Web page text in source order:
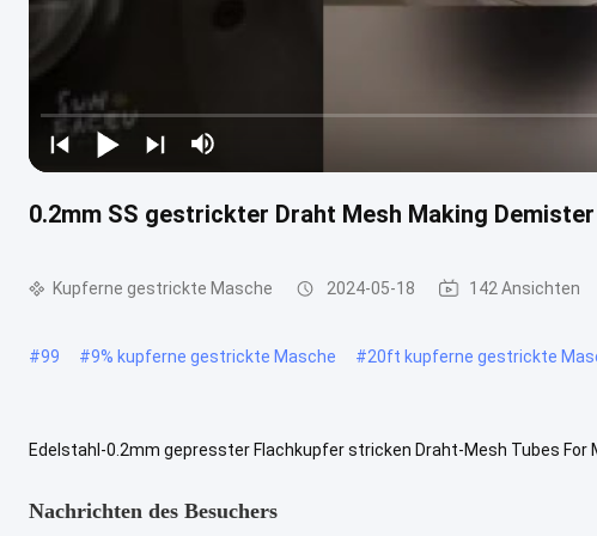
0.2mm SS gestrickter Draht Mesh Making
Kupferne gestrickte Masche 2024-05-18 142 Ansichten
#99 #9% kupferne gestrickte Masche #20ft kupferne gestrickte
Edelstahl-0.2mm gepresster Flachkupfer stricken Draht-Mesh Tubes
Nachrichten des Besuchers